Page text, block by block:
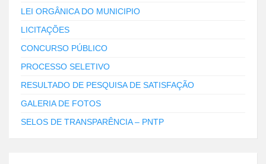
LEI ORGÂNICA DO MUNICIPIO
LICITAÇÕES
CONCURSO PÚBLICO
PROCESSO SELETIVO
RESULTADO DE PESQUISA DE SATISFAÇÃO
GALERIA DE FOTOS
SELOS DE TRANSPARÊNCIA – PNTP